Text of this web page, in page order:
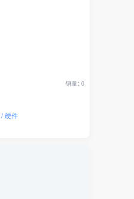
销量: 0
硬件